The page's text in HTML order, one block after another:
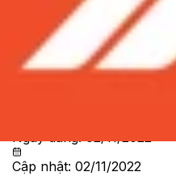
Điểm yếu
điều mà Apple
người dùng
Ngày đăng:02/11/2022
Cập nhật: 02/11/2022